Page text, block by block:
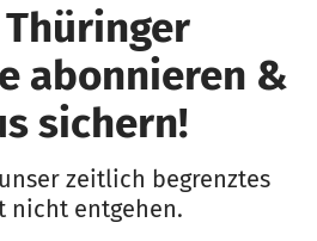
abonnieren &
sichern!
zeitlich begrenztes
nicht entgehen.